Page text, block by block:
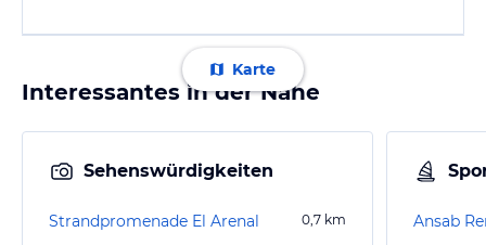
Karte
Interessantes in der Nähe
Sehenswürdigkeiten
Strandpromenade El Arenal 0,7 km Ansab